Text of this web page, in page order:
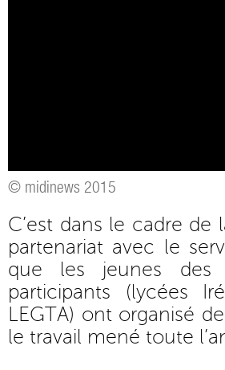
© midinews 2015
C’est dans le cadre
partenariat avec le
que les jeunes des
participants (lycées
LEGTA) ont organisé
le travail mené toute